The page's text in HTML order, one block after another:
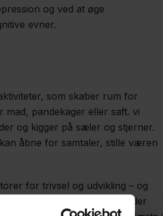
og ved at øge
evner.
som skaber rum for
pandekager eller saft. vi
og kigger på sæler og stjerner.
åbne for samtaler, stille væren
for trivsel og udvikling – og
disse oplevelser. For unge, der